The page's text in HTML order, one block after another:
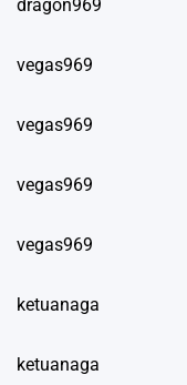
dragon969
vegas969
vegas969
vegas969
vegas969
ketuanaga
ketuanaga